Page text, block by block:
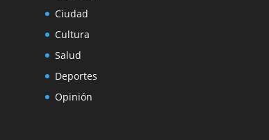
Ciudad
Cultura
Salud
Deportes
Opinión